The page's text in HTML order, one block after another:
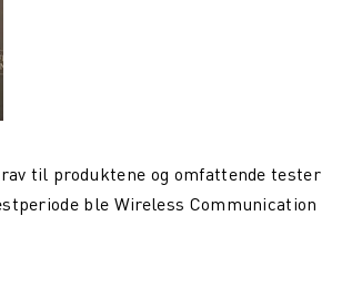
til produktene og omfattende tester
ble Wireless Communication